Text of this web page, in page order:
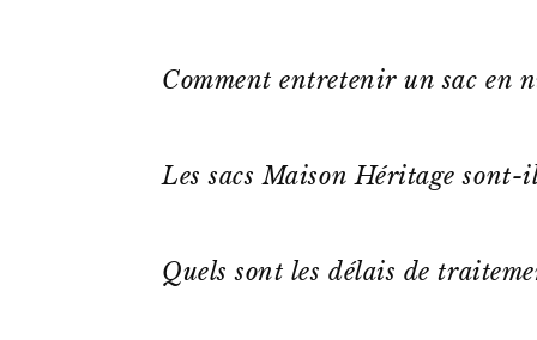
Comment entretenir un sac en
Les sacs Maison Héritage sont-
Quels sont les délais de